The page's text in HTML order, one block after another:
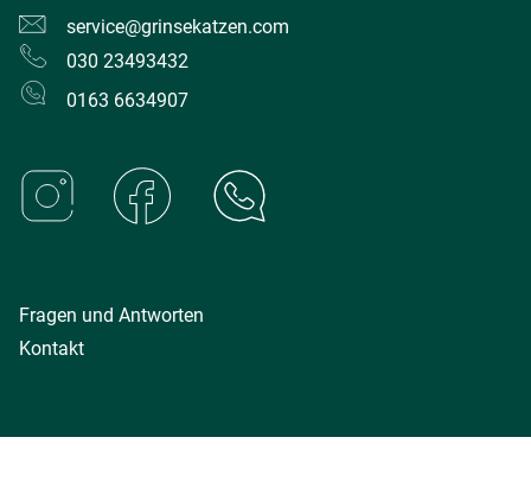
service@grinsekatzen.com
030 23493432
0163 6634907
Fragen und Antworten
Kontakt